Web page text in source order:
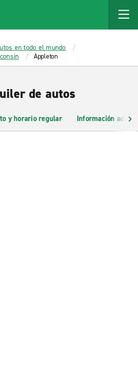
en todo el mundo
Appleton
de autos
y horario regular Información